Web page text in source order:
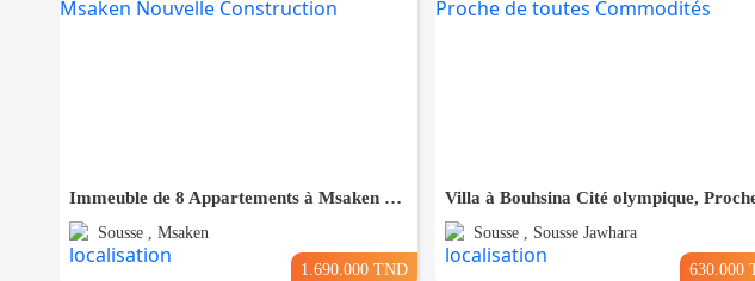
Immeuble de 8 Appartements à Msaken Nouvelle Construction
Sousse , Msaken
1.690.000 TND
Sousse , Sousse Jawhara
630.000